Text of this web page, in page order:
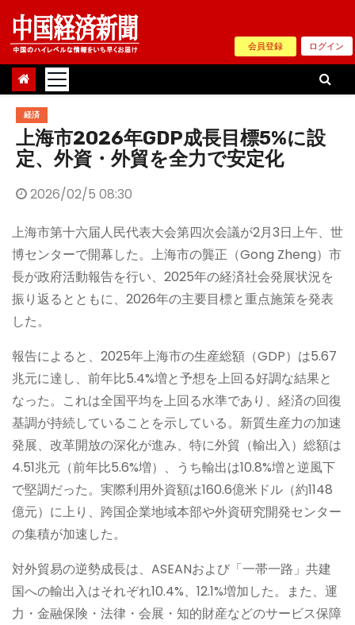
Skip
content
会員登録 ログイン
経済
上海市2026年GDP成長目標5%に設
定、外資・外貿を全力で安定化
2026/02/5 08:30
上海市第十六届人民代表大会第四次会議が2月3日上午、世
博センターで開幕した。上海市の龔正（Gong Zheng）市
長が政府活動報告を行い、2025年の経済社会発展状況を
振り返るとともに、2026年の主要目標と重点施策を発表
した。
報告によると、2025年上海市の生産総額（GDP）は5.67
兆元に達し、前年比5.4%増と予想を上回る好調な結果と
なった。これは全国平均を上回る水準であり、経済の回復
基調が持続していることを示している。新質生産力の加速
発展、改革開放の深化が進み、特に外貿（輸出入）総額は
4.51兆元（前年比5.6%増）、うち輸出は10.8%増と逆風下
で堅調だった。実際利用外資額は160.6億米ドル（約1148
億元）に上り、跨国企業地域本部や外資研究開発センター
の集積が加速した。
対外貿易の逆勢成長は、ASEANおよび「一帯一路」共建
国への輸出入はそれぞれ10.4%、12.1%増加した。また、運
力・金融保険・法律・会展・知的財産などのサービス保障